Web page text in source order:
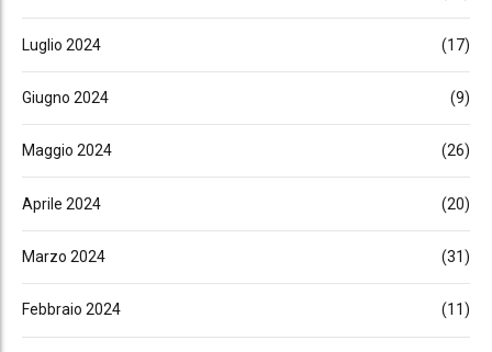
Luglio 2024 (17)
Giugno 2024 (9)
Maggio 2024 (26)
Aprile 2024 (20)
Marzo 2024 (31)
Febbraio 2024 (11)